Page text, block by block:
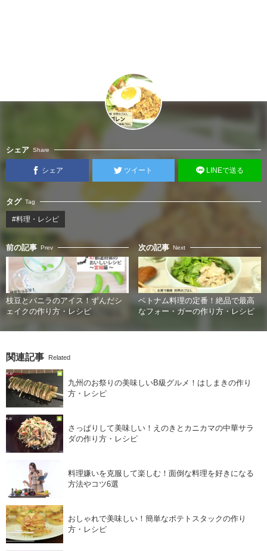
シェア Share
シェア ツイート LINEで送る
タグ Tag
#料理・レシピ
前の記事 Prev
枝豆とバニラのアイス！ずんだシ
ェイクの作り方・レシピ
次の記事 Next
ベトナム料理の定番！絶品で最高
なフォー・ガーの作り方・レシピ
関連記事 Related
九州のお祭りの美味しいB級グルメ！はしまきの作り
方・レシピ
さっぱりして美味しい！えのきとカニカマの中華サラ
ダの作り方・レシピ
料理嫌いを克服して楽しむ！面倒な料理を好きになる
方法やコツ6選
おしゃれで美味しい！簡単なポテトスタックの作り
方・レシピ